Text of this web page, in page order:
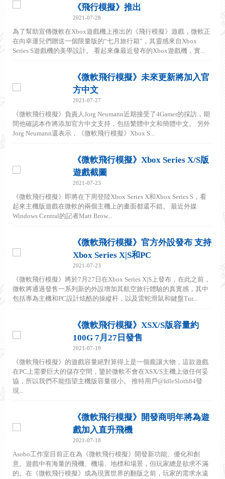
《飛行模擬》推出
2021-07-28
為了幫助宣傳微軟在Xbox遊戲機上推出的《飛行模擬》遊戲，微軟正
在向幸運兒們贈送一個限量版的“七月旅行箱”，其靈感來自Xbox
Series S遊戲機的美學設計。 看起來像最近發布的Xbox遊戲機，實...
《微軟飛行模擬》未來更新將加入官
方中文
2021-07-27
《微軟飛行模擬》負責人Jorg Neumann近期接受了4Gamer的採訪，期
間他確認本作將添加官方中文支持，包括繁體中文和簡體中文。 另外
Jorg Neumann還表示，《微軟飛行模擬》Xbox S...
《微軟飛行模擬》Xbox Series X/S版
遊戲截圖
2021-07-23
《微軟飛行模擬》即將在下周登陸Xbox Series X和Xbox Series S，看
起來主機版遊戲在微軟的兩個主機上的畫面都還不錯。 最近外媒
Windows Central的記者Matt Brow...
《微軟飛行模擬》官方外設發布 支持
Xbox Series X|S和PC
2021-07-23
《微軟飛行模擬》將於7月27日在Xbox Series X|S上發布，在此之前，
微軟將通過發售一系列新的外設增加其航空旅行體驗的真實感，其中
包括專為主機和PC設計炫酷的操縱杆，以及雷蛇滑鼠和鍵盤Tur...
《微軟飛行模擬》XSX/S版容量約
100G 7月27日發售
2021-07-19
《微軟飛行模擬》的遊戲容量絕對算得上是一個龐讓大物，這款遊戲
在PC上需要巨大的儲存空間，鑒於微軟不會在XSX/S主機上做任何妥
協，所以我們不能指望主機版容量很小。 推特用戶@IdleSloth84發
現...
《微軟飛行模擬》開發商明年將為遊
戲加入直升飛機
2021-07-18
Asobo工作室目前正在為《微軟飛行模擬》開發新功能、優化和創
意。遊戲中有海量的飛機、機場、地標和場景，但玩家總是欲求不滿
的。在《微軟飛行模擬》成為現實世界的翻版之前，玩家的需求永遠